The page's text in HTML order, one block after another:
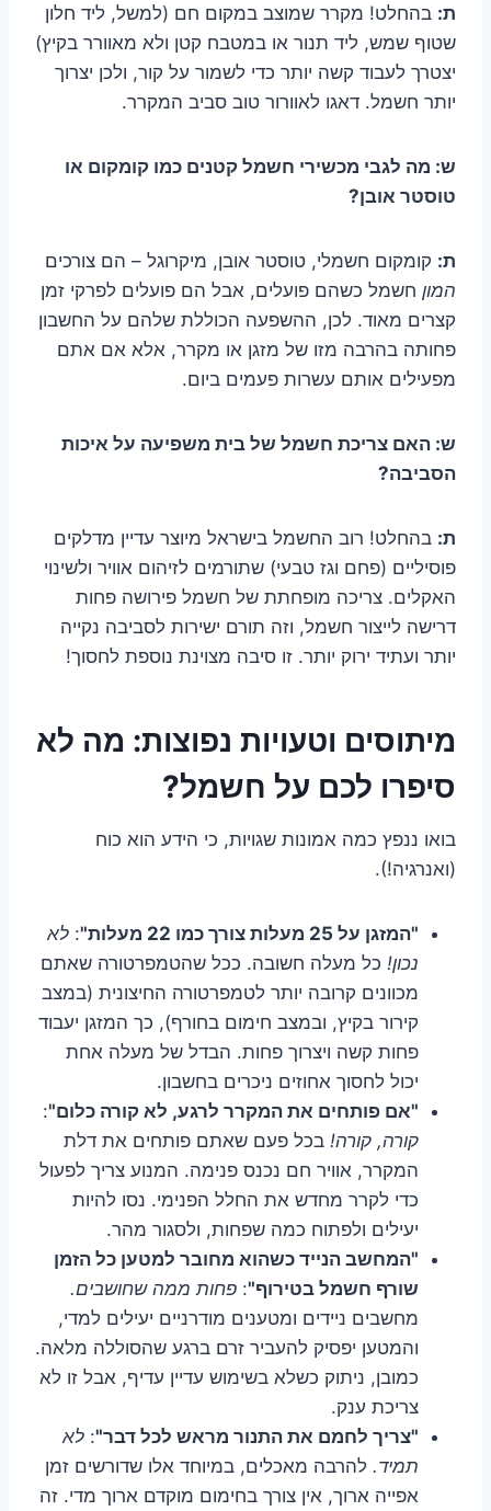
ת: בהחלט! מקרר שמוצב במקום חם (למשל, ליד חלון
שטוף שמש, ליד תנור או במטבח קטן ולא מאוורר בקיץ)
יצטרך לעבוד קשה יותר כדי לשמור על קור, ולכן יצרוך
יותר חשמל. דאגו לאוורור טוב סביב המקרר.
ש: מה לגבי מכשירי חשמל קטנים כמו קומקום או
טוסטר אובן?
ת: קומקום חשמלי, טוסטר אובן, מיקרוגל – הם צורכים
המון חשמל כשהם פועלים, אבל הם פועלים לפרקי זמן
קצרים מאוד. לכן, ההשפעה הכוללת שלהם על החשבון
פחותה בהרבה מזו של מזגן או מקרר, אלא אם אתם
מפעילים אותם עשרות פעמים ביום.
ש: האם צריכת חשמל של בית משפיעה על איכות
הסביבה?
ת: בהחלט! רוב החשמל בישראל מיוצר עדיין מדלקים
פוסיליים (פחם וגז טבעי) שתורמים לזיהום אוויר ולשינוי
האקלים. צריכה מופחתת של חשמל פירושה פחות
דרישה לייצור חשמל, וזה תורם ישירות לסביבה נקייה
יותר ועתיד ירוק יותר. זו סיבה מצוינת נוספת לחסוך!
מיתוסים וטעויות נפוצות: מה לא
סיפרו לכם על חשמל?
בואו ננפץ כמה אמונות שגויות, כי הידע הוא כוח
(ואנרגיה!).
"המזגן על 25 מעלות צורך כמו 22 מעלות" : לא
נכון! כל מעלה חשובה. ככל שהטמפרטורה שאתם
מכוונים קרובה יותר לטמפרטורה החיצונית (במצב
קירור בקיץ, ובמצב חימום בחורף), כך המזגן יעבוד
פחות קשה ויצרוך פחות. הבדל של מעלה אחת
יכול לחסוך אחוזים ניכרים בחשבון.
"אם פותחים את המקרר לרגע, לא קורה כלום":
קורה, קורה! בכל פעם שאתם פותחים את דלת
המקרר, אוויר חם נכנס פנימה. המנוע צריך לפעול
כדי לקרר מחדש את החלל הפנימי. נסו להיות
יעילים ולפתוח כמה שפחות, ולסגור מהר.
"המחשב הנייד כשהוא מחובר למטען כל הזמן
שורף חשמל בטירוף": פחות ממה שחושבים.
מחשבים ניידים ומטענים מודרניים יעילים למדי,
והמטען יפסיק להעביר זרם ברגע שהסוללה מלאה.
כמובן, ניתוק כשלא בשימוש עדיין עדיף, אבל זו לא
צריכת ענק.
"צריך לחמם את התנור מראש לכל דבר": לא
תמיד. להרבה מאכלים, במיוחד אלו שדורשים זמן
אפייה ארוך, אין צורך בחימום מוקדם ארוך מדי. זה